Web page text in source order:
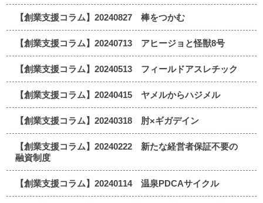
【創業支援コラム】20240827 棒をつかむ
【創業支援コラム】20240713 アヒージョと怪獣8号
【創業支援コラム】20240513 フィールドアスレチック
【創業支援コラム】20240415 ヤメルからハジメル
【創業支援コラム】20240318 肘×ギガデイン
【創業支援コラム】20240222 新たな経営者保証不要の
融資制度
【創業支援コラム】20240114 温泉PDCAサイクル